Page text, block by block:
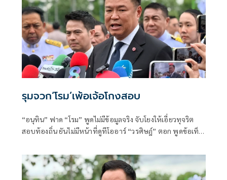
รุมจวก‘โรม’เพ้อเจ้อโกงสอบ
“อนุทิน” ฟาด “โรม” พูดไม่มีข้อมูลจริง จับโยงให้เอี่ยวทุจริต
สอบท้องถิ่น ยันไม่มีหน้าที่ดูทีโออาร์ “วรศิษฎ์” ตอก พูดข้อเท็จ